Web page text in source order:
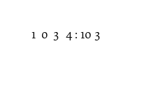
1 0 3 4 : 10 3